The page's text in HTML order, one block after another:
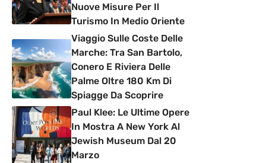
Nuove Misure Per Il
Turismo In Medio Oriente
Viaggio Sulle Coste Delle
Marche: Tra San Bartolo,
Conero E Riviera Delle
Palme Oltre 180 Km Di
Spiagge Da Scoprire
Paul Klee: Le Ultime Opere
In Mostra A New York Al
Jewish Museum Dal 20
Marzo